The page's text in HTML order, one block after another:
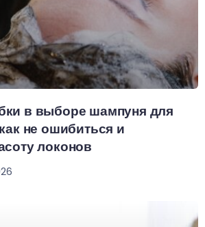
в выборе шампуня для
не ошибиться и
локонов